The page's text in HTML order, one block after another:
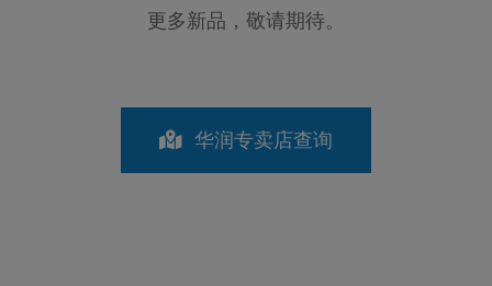
更多新品，敬请期待。
华润专卖店查询